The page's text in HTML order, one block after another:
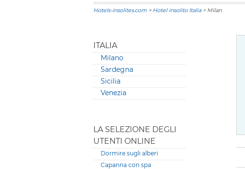
Hotels-insolites.com > Hotel insolito Italia> Milan
ITALIA
Milano
Sardegna
Sicilia
Venezia
LA SELEZIONE DEGLI
UTENTI ONLINE
Dormire sugli alberi
Capanna con spa